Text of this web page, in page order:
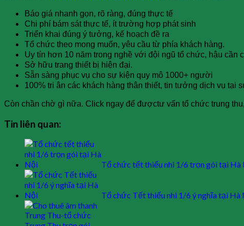
Báo giá nhanh gọn, rõ ràng, đúng thực tế
Chi phí bám sát thực tế, ít trường hợp phát sinh
Triển khai đúng ý tưởng, kế hoạch đề ra
Tổ chức theo mong muốn, yêu cầu từ phía khách hàng.
Uy tín hơn 10 năm trong nghề với đội ngũ tổ chức, hậu cần
Sở hữu trang thiết bị hiện đại.
Sẵn sàng phục vụ cho sự kiện quy mô 1000+ người
100% tri ân các khách hàng thân thiết, tin tưởng dịch vụ tại
Còn chần chờ gì nữa. Click ngay để đượctư vấn tổ chức trung
Tin liên quan:
Tổ chức tết thiếu nhi 1/6 trọn gói tại Hà
Tổ chức Tết thiếu nhi 1/6 ý nghĩa tại Hà